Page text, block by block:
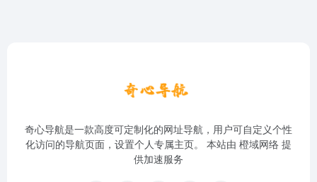
奇心导航是一款高度可定制化的网址导航，用户可自定义个性
化访问的导航页面，设置个人专属主页。 本站由 橙域网络 提
供加速服务